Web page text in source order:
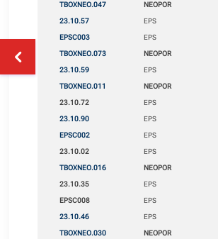
TBOXNEO.047 NEOPOR
23.10.57 EPS
EPSC003 EPS
TBOXNEO.073 NEOPOR
23.10.59 EPS
TBOXNEO.011 NEOPOR
23.10.72 EPS
23.10.90 EPS
EPSC002 EPS
23.10.02 EPS
TBOXNEO.016 NEOPOR
23.10.35 EPS
EPSC008 EPS
23.10.46 EPS
TBOXNEO.030 NEOPOR